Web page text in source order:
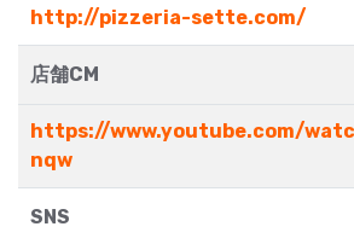
http://pizzeria-sette.com/
店舗CM
https://www.youtube.com/
nqw
SNS